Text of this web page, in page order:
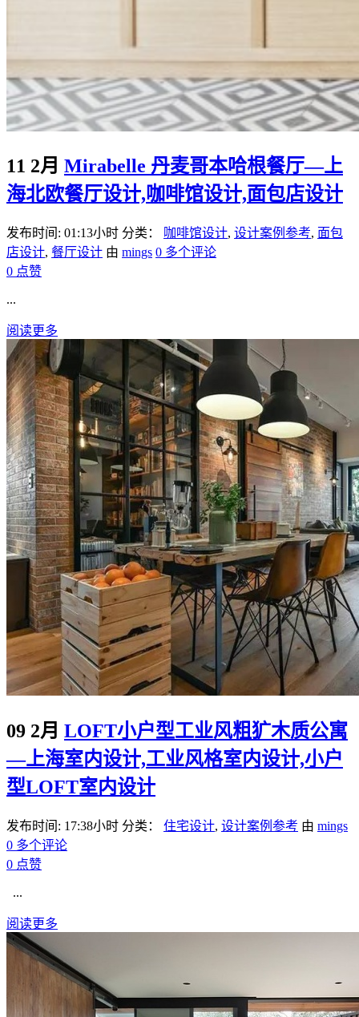
11 2月 Mirabelle 丹麦哥本哈根餐厅—上
海北欧餐厅设计,咖啡馆设计,面包店设计
发布时间: 01:13小时 分类： 咖啡馆设计, 设计案例参考, 面包
店设计, 餐厅设计 由 mings 0 多个评论
0 点赞
...
阅读更多
09 2月 LOFT小户型工业风粗犷木质公寓
—上海室内设计,工业风格室内设计,小户
型LOFT室内设计
发布时间: 17:38小时 分类： 住宅设计, 设计案例参考 由 mings
0 多个评论
0 点赞
...
阅读更多